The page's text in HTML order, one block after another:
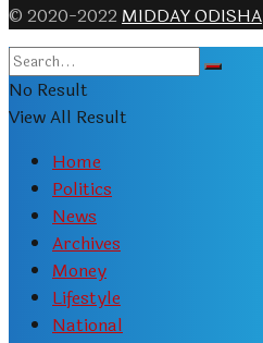
© 2020-2022 MIDDAY ODISHA
No Result
View All Result
Home
Politics
News
Archives
Money
Lifestyle
National